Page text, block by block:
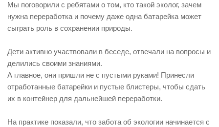
Экологический сбор
Услуги для населения
Проект «Батарейки на утилизацию»
Утилизация фармацевтической продукции
Мы поговорили с ребятами о том, кто такой эколог, зачем
нужна переработка и почему даже одна батарейка может
сыграть роль в сохранении природы.
Дети активно участвовали в беседе, отвечали на вопросы и
делились своими знаниями.
А главное, они пришли не с пустыми руками! Принесли
отработанные батарейки и пустые блистеры, чтобы сдать
их в контейнер для дальнейшей переработки.
На практике показали, что забота об экологии начинается с